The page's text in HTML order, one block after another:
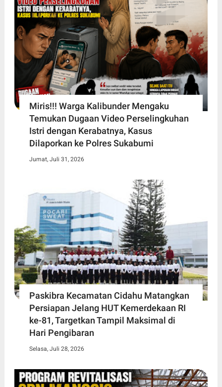
Miris!!! Warga Kalibunder Mengaku
Temukan Dugaan Video Perselingkuhan
Istri dengan Kerabatnya, Kasus
Dilaporkan ke Polres Sukabumi
Jumat, Juli 31, 2026
Paskibra Kecamatan Cidahu Matangkan
Persiapan Jelang HUT Kemerdekaan RI
ke-81, Targetkan Tampil Maksimal di
Hari Pengibaran
Selasa, Juli 28, 2026